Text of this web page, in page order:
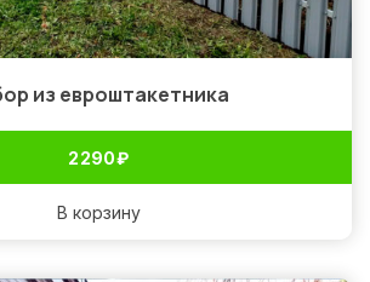
из евроштакетника
2 290₽
В корзину